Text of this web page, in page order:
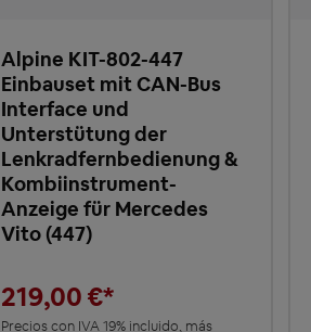
Alpine KIT-802-447
Einbauset mit CAN-Bus
Interface und
Unterstütung der
Lenkradfernbedienung &
Kombiinstrument-
Anzeige für Mercedes
Vito (447)
219,00 €*
Precios con IVA 19% incluido, más